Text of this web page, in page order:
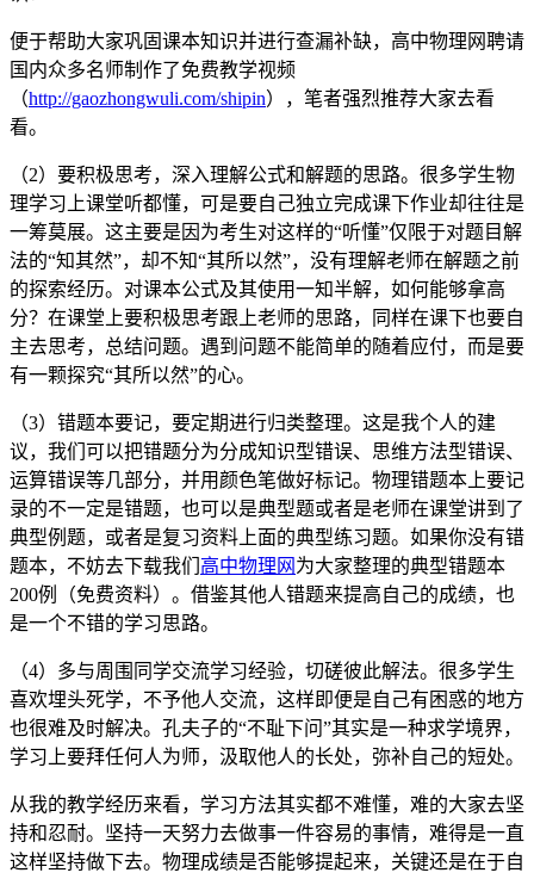
便于帮助大家巩固课本知识并进行查漏补缺，高中物理网聘请
国内众多名师制作了免费教学视频
（http://gaozhongwuli.com/shipin），笔者强烈推荐大家去看
看。
（2）要积极思考，深入理解公式和解题的思路。很多学生物
理学习上课堂听都懂，可是要自己独立完成课下作业却往往是
一筹莫展。这主要是因为考生对这样的“听懂”仅限于对题目解
法的“知其然”，却不知“其所以然”，没有理解老师在解题之前
的探索经历。对课本公式及其使用一知半解，如何能够拿高
分？在课堂上要积极思考跟上老师的思路，同样在课下也要自
主去思考，总结问题。遇到问题不能简单的随着应付，而是要
有一颗探究“其所以然”的心。
（3）错题本要记，要定期进行归类整理。这是我个人的建
议，我们可以把错题分为分成知识型错误、思维方法型错误、
运算错误等几部分，并用颜色笔做好标记。物理错题本上要记
录的不一定是错题，也可以是典型题或者是老师在课堂讲到了
典型例题，或者是复习资料上面的典型练习题。如果你没有错
题本，不妨去下载我们 高中物理网 为大家整理的典型错题本
200例（免费资料）。借鉴其他人错题来提高自己的成绩，也
是一个不错的学习思路。
（4）多与周围同学交流学习经验，切磋彼此解法。很多学生
喜欢埋头死学，不予他人交流，这样即便是自己有困惑的地方
也很难及时解决。孔夫子的“不耻下问”其实是一种求学境界，
学习上要拜任何人为师，汲取他人的长处，弥补自己的短处。
从我的教学经历来看，学习方法其实都不难懂，难的大家去坚
持和忍耐。坚持一天努力去做事一件容易的事情，难得是一直
这样坚持做下去。物理成绩是否能够提起来，关键还是在于自